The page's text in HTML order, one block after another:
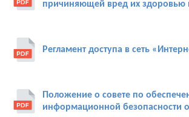
причиняющей вред их здоровью
Регламент доступа в сеть
Положение о совете по
информационной безопасности